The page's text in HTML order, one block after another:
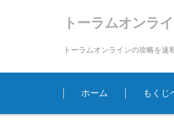
トーラムオンラ
トーラムオンラインの攻略を速
コンテンツに移動
ホーム
もくじ